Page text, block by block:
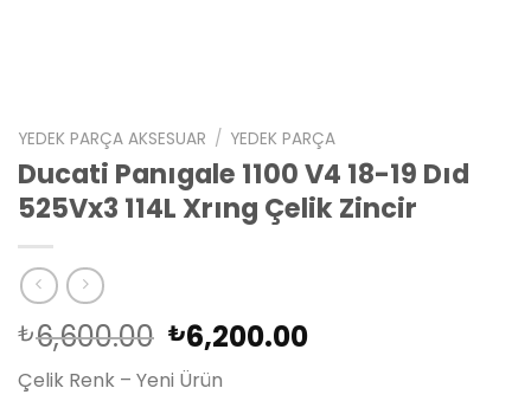
YEDEK PARÇA AKSESUAR / YEDEK PARÇA
Ducati Panıgale 1100 V4 18-19 Dıd
525Vx3 114L Xrıng Çelik Zincir
₺6,600.00 Orijinal
fiyat:
₺6,600.00.
₺6,200.00Şu
Çelik Renk – Yeni Ürün